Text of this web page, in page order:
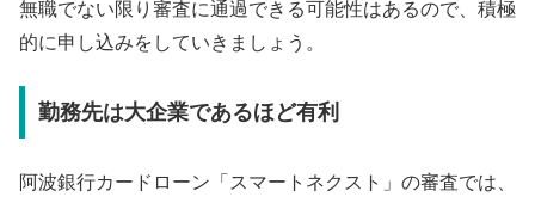
無職でない限り審査に通過できる可能性はあるので、積極
的に申し込みをしていきましょう。
勤務先は大企業であるほど有利
阿波銀行カードローン「スマートネクスト」の審査では、